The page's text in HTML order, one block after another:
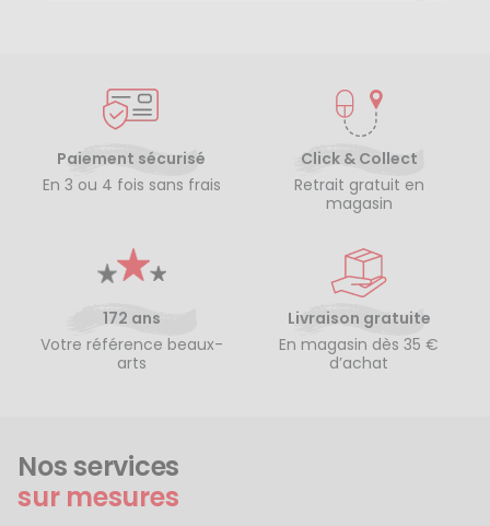
Paiement sécurisé
En 3 ou 4 fois sans frais
Click & Collect
Retrait gratuit en
magasin
172 ans
Votre référence beaux-
arts
Livraison gratuite
En magasin dès 35 €
d’achat
Nos services
sur mesures